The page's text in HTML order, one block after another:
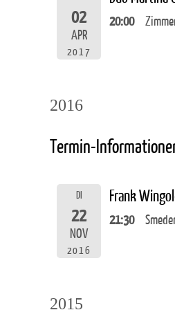
02
APR
2017
20:00
2016
Termin-
DI
22
NOV
2016
Frank
21:30
2015